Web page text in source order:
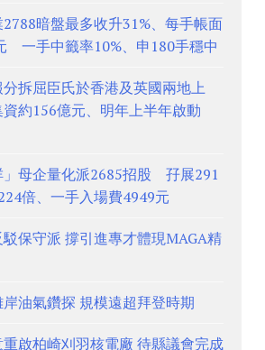
暗盤最多收升31%、每手帳面
一手中籤率10%、申180手穩中
拆屈臣氏於香港及英國兩地上
約156億元、明年上半年啟動
」母企量化派2685招股 孖展291
倍、一手入場費4949元
保守派 撐引進專才體現MAGA精
油氣鑽探 規模遠超拜登時期
啟柏崎刈羽核電廠 待縣議會完成